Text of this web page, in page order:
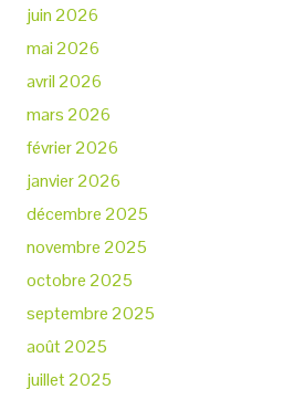
juin 2026
mai 2026
avril 2026
mars 2026
février 2026
janvier 2026
décembre 2025
novembre 2025
octobre 2025
septembre 2025
août 2025
juillet 2025